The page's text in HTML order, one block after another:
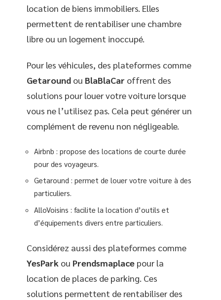
location de biens immobiliers. Elles
permettent de rentabiliser une chambre
libre ou un logement inoccupé.
Pour les véhicules, des plateformes comme
Getaround ou BlaBlaCar offrent des
solutions pour louer votre voiture lorsque
vous ne l’utilisez pas. Cela peut générer un
complément de revenu non négligeable.
Airbnb : propose des locations de courte durée
pour des voyageurs.
Getaround : permet de louer votre voiture à des
particuliers.
AlloVoisins : facilite la location d’outils et
d’équipements divers entre particuliers.
Considérez aussi des plateformes comme
YesPark ou Prendsmaplace pour la
location de places de parking. Ces
solutions permettent de rentabiliser des